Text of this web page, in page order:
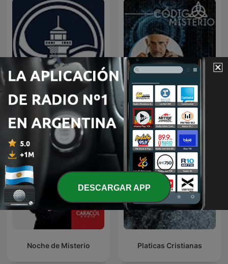
Predicaciones Cristianas Código Misterio
Noche de Misterio Platicas Cristianas
DESCARGAR APP